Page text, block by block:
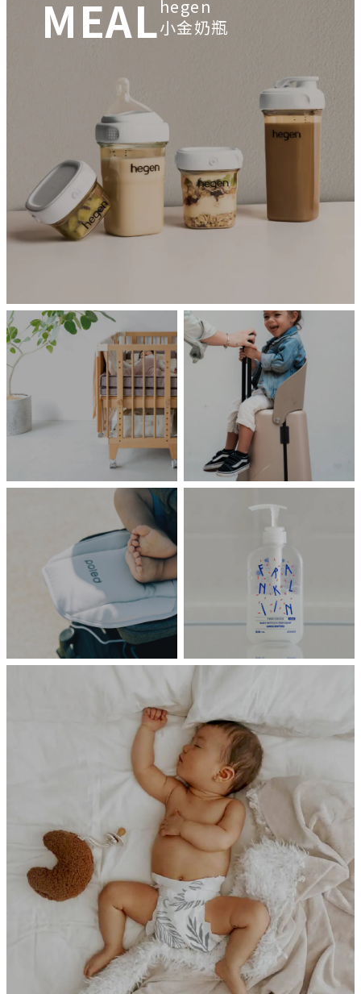
MEALhegen
小金奶瓶
HOME
farska
嬰兒床
TRAVEL
MiaMily
坐坐箱
BREEZE PURE
FRANKLIiN
寶寶清潔護理